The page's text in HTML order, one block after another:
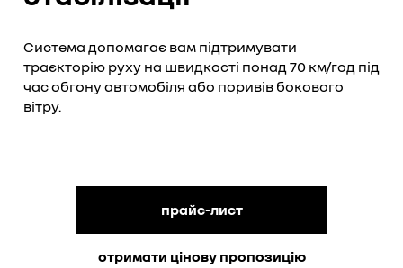
Система допомагає вам підтримувати
траєкторію руху на швидкості понад 70 км/год під
час обгону автомобіля або поривів бокового
вітру.
прайс-лист
отримати цінову пропозицію